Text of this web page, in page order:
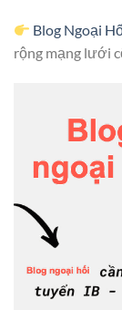
Blog Ngoại
rộng mạng lưới